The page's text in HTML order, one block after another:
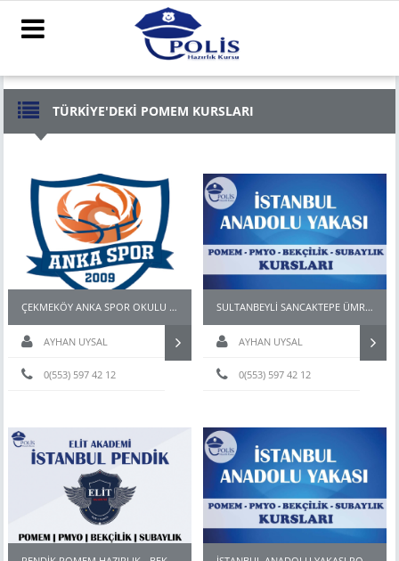
TÜRKİYE'DEKİ POMEM KURSLARI
ÇEKMEKÖY ANKA SPOR OKULU POMEM PMYO BEKÇİ HAZIRLIK KURSU
AYHAN UYSAL
0(553) 597 42 12
SULTANBEYLİ SANCAKTEPE ÜMRANİYE POMEM PMYO PARKUR HAZIRLIK KURSU
AYHAN UYSAL
0(553) 597 42 12